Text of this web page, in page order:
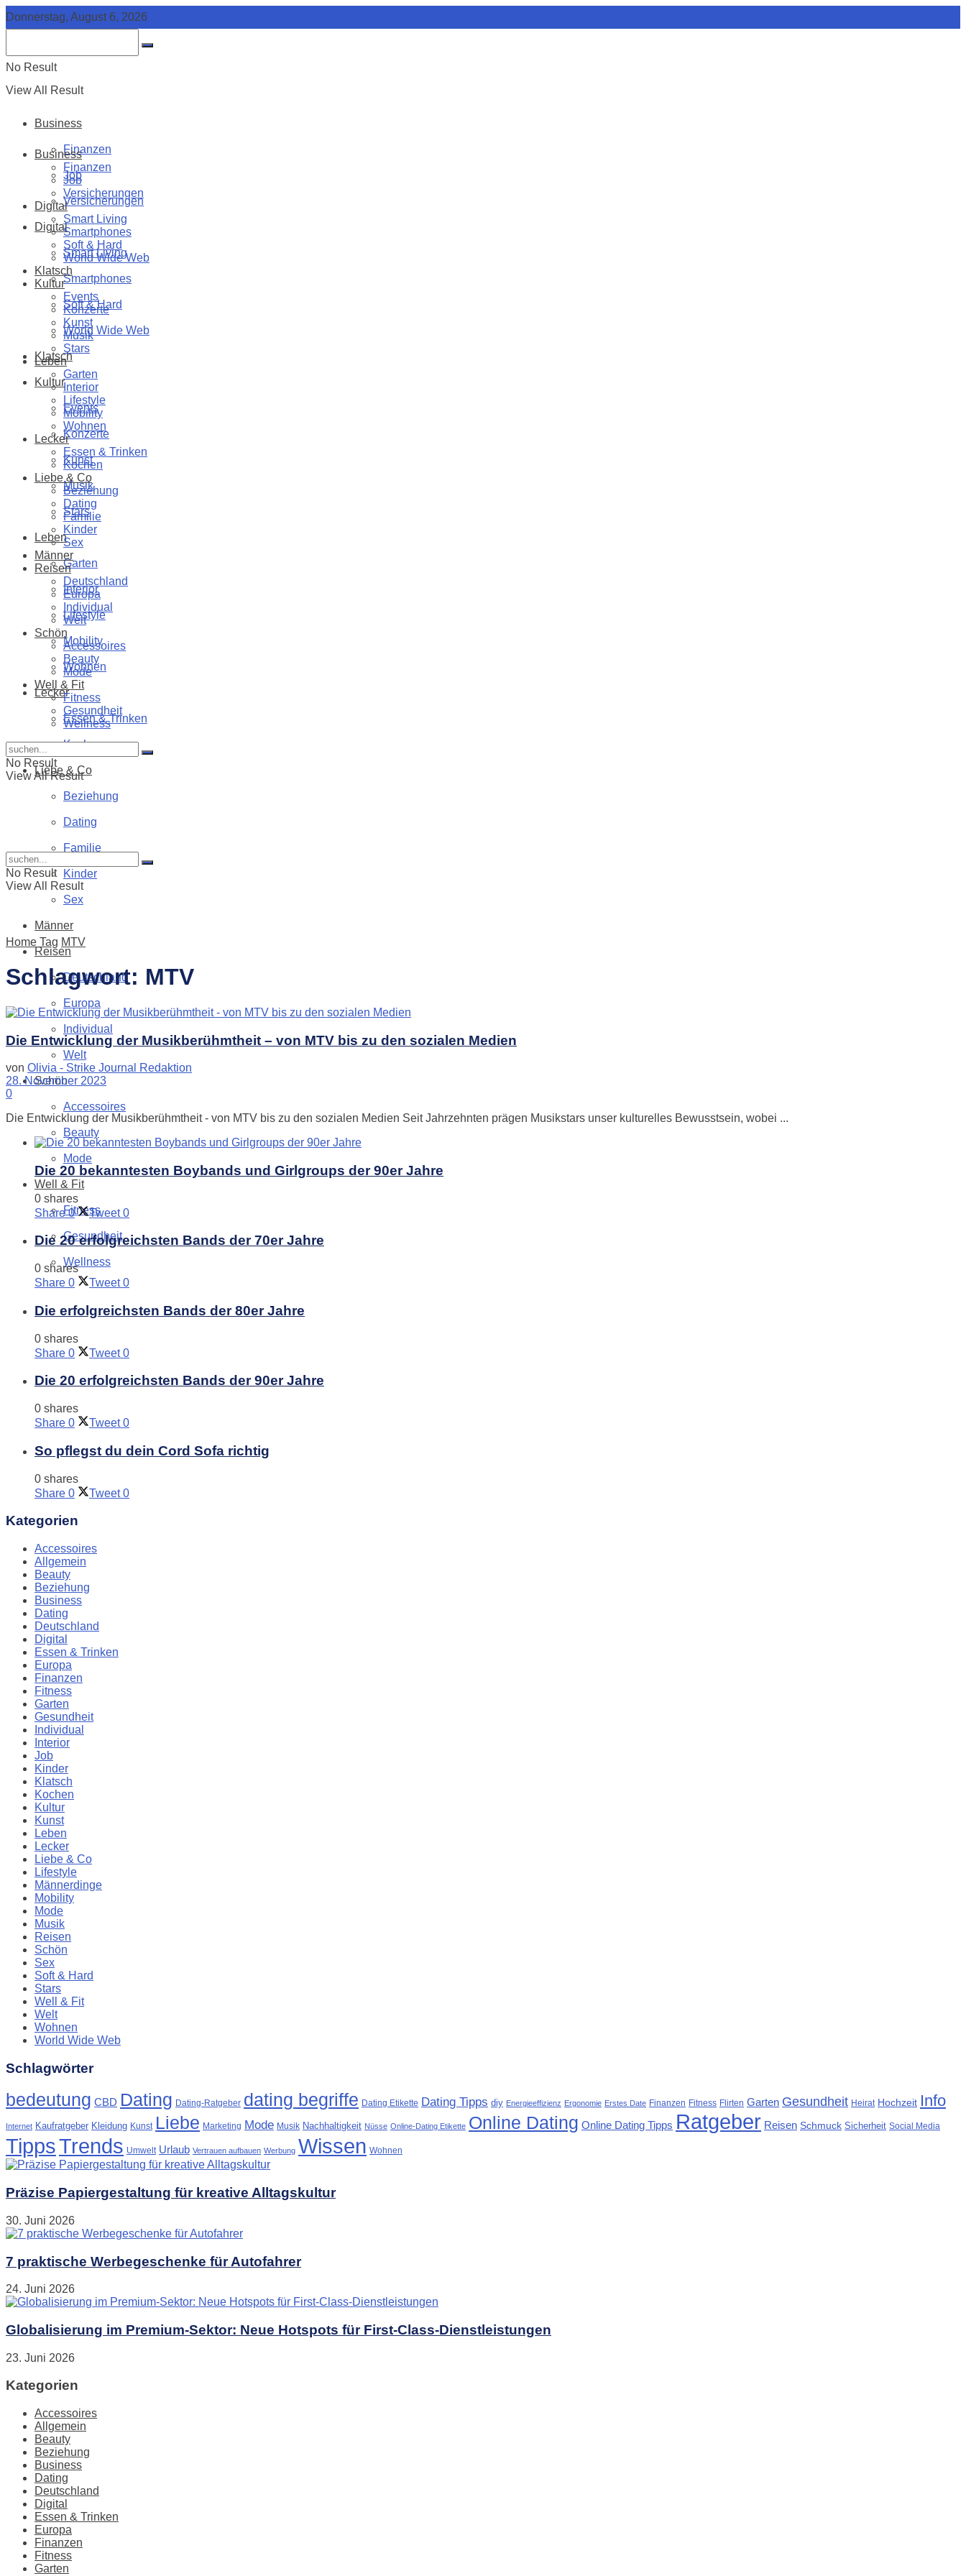
Donnerstag, August 6, 2026
No Result
View All Result
Business
Finanzen
Job
Versicherungen
Digital
Smart Living
Smartphones
Soft & Hard
World Wide Web
Klatsch
Kultur
Events
Konzerte
Kunst
Musik
Stars
Leben
Garten
Interior
Lifestyle
Mobility
Wohnen
Lecker
Essen & Trinken
Kochen
Liebe & Co
Beziehung
Dating
Familie
Kinder
Sex
Männer
Reisen
Deutschland
Europa
Individual
Welt
Schön
Accessoires
Beauty
Mode
Well & Fit
Fitness
Gesundheit
Wellness
Business
Finanzen
Job
Versicherungen
Digital
Smart Living
Smartphones
Soft & Hard
World Wide Web
Klatsch
Kultur
Events
Konzerte
Kunst
Musik
Stars
Leben
Garten
Interior
Lifestyle
Mobility
Wohnen
Lecker
Essen & Trinken
Kochen
Liebe & Co
Beziehung
Dating
Familie
Kinder
Sex
Männer
Reisen
Deutschland
Europa
Individual
Welt
Schön
Accessoires
Beauty
Mode
Well & Fit
Fitness
Gesundheit
Wellness
No Result
View All Result
No Result
View All Result
Home Tag MTV
Schlagwort: MTV
Die Entwicklung der Musikberühmtheit – von MTV bis zu den sozialen Medien
von Olivia - Strike Journal Redaktion
28. November 2023
0
Die Entwicklung der Musikberühmtheit - von MTV bis zu den sozialen Medien Seit Jahrzehnten prägen Musikstars unser kulturelles Bewusstsein, wobei ...
Die 20 bekanntesten Boybands und Girlgroups der 90er Jahre
0 shares
Share 0 Tweet 0
Die 20 erfolgreichsten Bands der 70er Jahre
0 shares
Share 0 Tweet 0
Die erfolgreichsten Bands der 80er Jahre
0 shares
Share 0 Tweet 0
Die 20 erfolgreichsten Bands der 90er Jahre
0 shares
Share 0 Tweet 0
So pflegst du dein Cord Sofa richtig
0 shares
Share 0 Tweet 0
Kategorien
Accessoires
Allgemein
Beauty
Beziehung
Business
Dating
Deutschland
Digital
Essen & Trinken
Europa
Finanzen
Fitness
Garten
Gesundheit
Individual
Interior
Job
Kinder
Klatsch
Kochen
Kultur
Kunst
Leben
Lecker
Liebe & Co
Lifestyle
Männerdinge
Mobility
Mode
Musik
Reisen
Schön
Sex
Soft & Hard
Stars
Well & Fit
Welt
Wohnen
World Wide Web
Schlagwörter
bedeutung CBD Dating Dating-Ratgeber dating begriffe Dating Etikette Dating Tipps diy Energieeffizienz Ergonomie Erstes Date Finanzen Fitness Flirten Garten Gesundheit Heirat Hochzeit Info
Internet Kaufratgeber Kleidung Kunst Liebe Marketing Mode Musik Nachhaltigkeit Nüsse Online-Dating Etikette Online Dating Online Dating Tipps Ratgeber Reisen Schmuck Sicherheit Social Media
TippsTrends Umwelt Urlaub Vertrauen aufbauen Werbung Wissen Wohnen
Präzise Papiergestaltung für kreative Alltagskultur
30. Juni 2026
7 praktische Werbegeschenke für Autofahrer
24. Juni 2026
Globalisierung im Premium-Sektor: Neue Hotspots für First-Class-Dienstleistungen
23. Juni 2026
Kategorien
Accessoires
Allgemein
Beauty
Beziehung
Business
Dating
Deutschland
Digital
Essen & Trinken
Europa
Finanzen
Fitness
Garten